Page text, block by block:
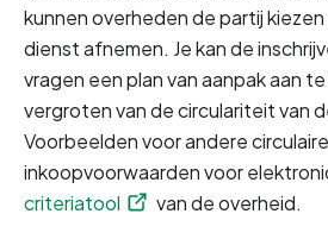
kunnen overheden de partij kiezen
dienst afnemen. Je kan de
vragen een plan van aanpak aan
vergroten van de circulariteit van
Voorbeelden voor andere circulaire
inkoopvoorwaarden voor
criteriatool
van de overheid.